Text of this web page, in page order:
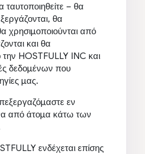
ταυτοποιηθείτε – θα
θα
χρησιμοποιούνται από
και θα
HOSTFULLY INC και
δεδομένων που
μας.
εν
από άτομα κάτω των
ενδέχεται επίσης